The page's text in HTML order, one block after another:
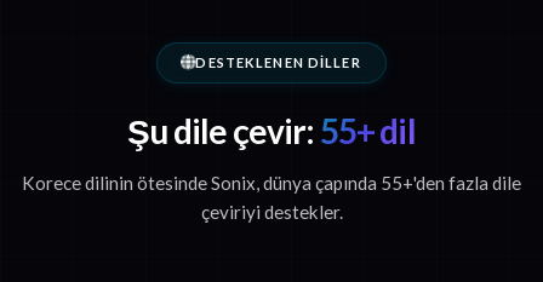
DESTEKLENEN DILLER
Şu dile çevir: 55+ dil
Korece dilinin ötesinde Sonix, dünya çapında 55+'den fazla dile
çeviriyi destekler.